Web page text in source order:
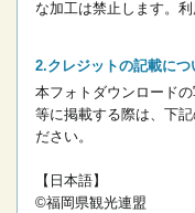
な加工は禁止します。 利
クレジットの記載につ
本フォトダウンロード
等に掲載する際は、下
ださい。
【日本語】
©福岡県観光連盟